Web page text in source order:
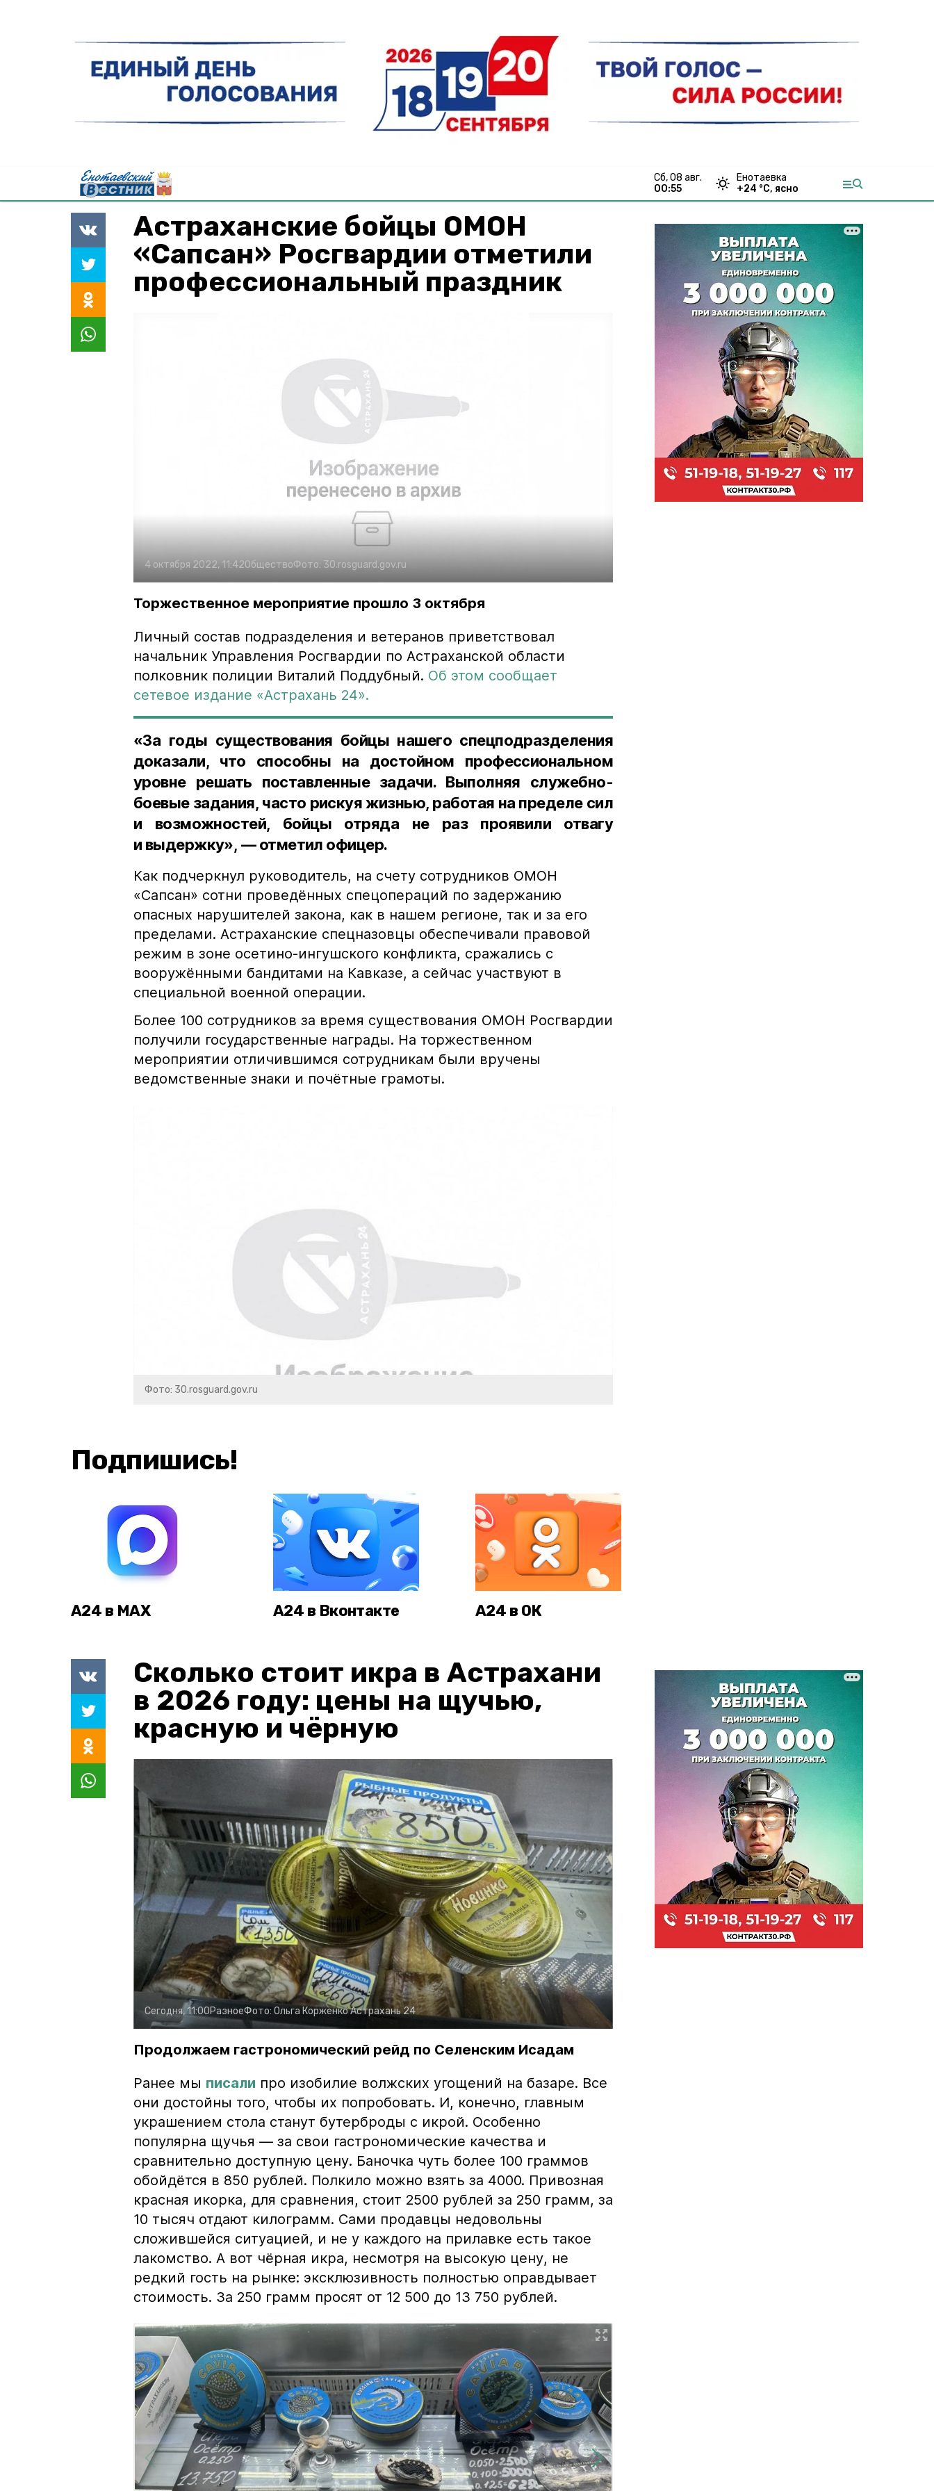
сб, 08 авг.
00:55
Енотаевка
+24 °С, ясно
Астраханские бойцы ОМОН
«Сапсан» Росгвардии отметили
профессиональный праздник
4 октября 2022, 11:42ОбществоФото: 30.rosguard.gov.ru
Торжественное мероприятие прошло 3 октября
Личный состав подразделения и ветеранов приветствовал
начальник Управления Росгвардии по Астраханской области
полковник полиции Виталий Поддубный. Об этом сообщает
сетевое издание «Астрахань 24».
«За годы существования бойцы нашего спецподразделения
доказали, что способны на достойном профессиональном
уровне решать поставленные задачи. Выполняя служебно-
боевые задания, часто рискуя жизнью, работая на пределе сил
и возможностей, бойцы отряда не раз проявили отвагу
и выдержку», — отметил офицер.
Как подчеркнул руководитель, на счету сотрудников ОМОН
«Сапсан» сотни проведённых спецопераций по задержанию
опасных нарушителей закона, как в нашем регионе, так и за его
пределами. Астраханские спецназовцы обеспечивали правовой
режим в зоне осетино-ингушского конфликта, сражались с
вооружёнными бандитами на Кавказе, а сейчас участвуют в
специальной военной операции.
Более 100 сотрудников за время существования ОМОН Росгвардии
получили государственные награды. На торжественном
мероприятии отличившимся сотрудникам были вручены
ведомственные знаки и почётные грамоты.
Фото: 30.rosguard.gov.ru
Подпишись!
А24 в MAX А24 в Вконтакте А24 в ОК
Сколько стоит икра в Астрахани
в 2026 году: цены на щучью,
красную и чёрную
Сегодня, 11:00РазноеФото: Ольга КорженкоАстрахань 24
Продолжаем гастрономический рейд по Селенским Исадам
Ранее мы писали про изобилие волжских угощений на базаре. Все
они достойны того, чтобы их попробовать. И, конечно, главным
украшением стола станут бутерброды с икрой. Особенно
популярна щучья — за свои гастрономические качества и
сравнительно доступную цену. Баночка чуть более 100 граммов
обойдётся в 850 рублей. Полкило можно взять за 4000. Привозная
красная икорка, для сравнения, стоит 2500 рублей за 250 грамм, за
10 тысяч отдают килограмм. Сами продавцы недовольны
сложившейся ситуацией, и не у каждого на прилавке есть такое
лакомство. А вот чёрная икра, несмотря на высокую цену, не
редкий гость на рынке: эксклюзивность полностью оправдывает
стоимость. За 250 грамм просят от 12 500 до 13 750 рублей.